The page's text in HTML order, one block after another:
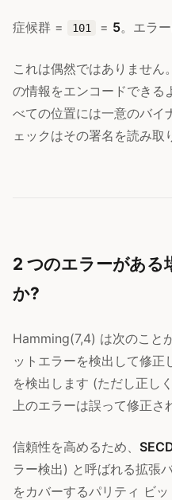
症候群 = 101 = 5。エラ
これは偶然ではありません
の情報をエンコードできる
べての位置には一意のバイ
ェックはその署名を読み取
2 つのエラーがある
か?
Hamming(7,4) は次のこと
ットエラーを検出して修
を検出します (ただし正し
上のエラーは誤って修正さ
信頼性を高めるため、
ラー検出) と呼ばれる拡張
をカバーするパリティ ビッ